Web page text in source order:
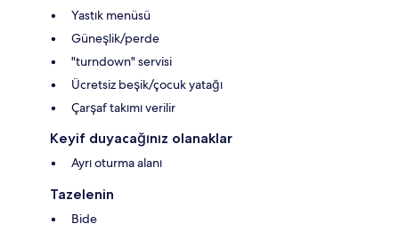
Yastık menüsü
Güneşlik/perde
"turndown" servisi
Ücretsiz beşik/çocuk yatağı
Çarşaf takımı verilir
Keyif duyacağınız olanaklar
Ayrı oturma alanı
Tazelenin
Bide